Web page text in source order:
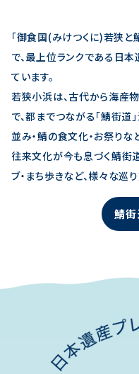
「御食国(みけつくに)若狭
で、最上位ランクである日
ています。
若狭小浜は、古代から海産
で、都までつながる「鯖街道
並み・鯖の食文化・お祭りな
往来文化が今も息づく鯖街道
ブ・まち歩きなど、様々な巡
鯖